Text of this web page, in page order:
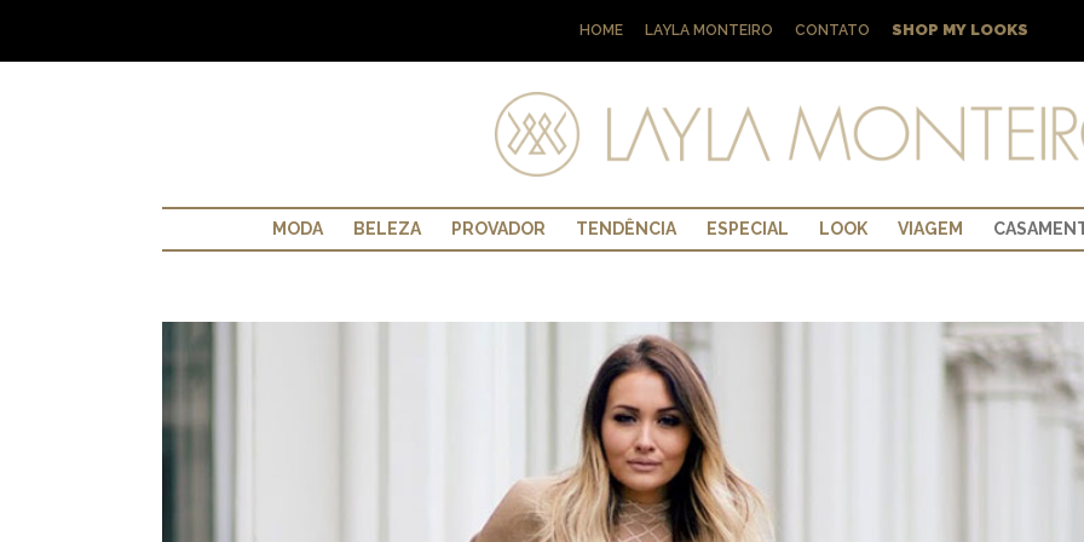
HOME LAYLA MONTEIRO CONTATO SHOP MY LOOKS
MODA BELEZA PROVADOR TENDÊNCIA ESPECIAL LOOK VIAGEM